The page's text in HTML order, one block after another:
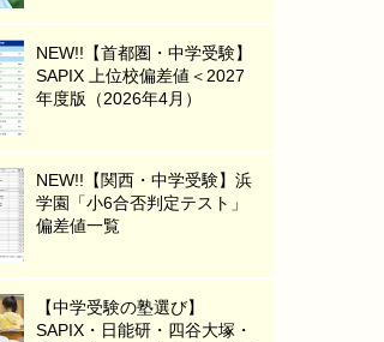
NEW!!【首都圏・中学受験】
SAPIX 上位校偏差値＜2027
年度版（2026年4月）
NEW!!【関西・中学受験】浜
学園「小6合否判定テスト」
偏差値一覧
【中学受験の塾選び】
SAPIX・日能研・四谷大塚・